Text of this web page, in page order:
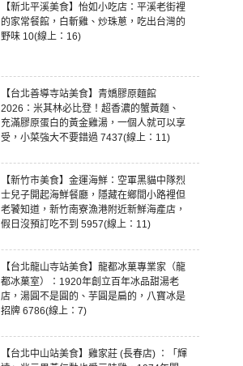
【新北平溪美食】怡如小吃店：平溪老街裡
的家常餐館，白斬雞、炒珠蔥，吃出台灣的
野味 10(線上：16)
【台北善導寺站美食】青嬌膠原麵館
2026：米其林必比登！超香濃的蟹黃麵、
充滿膠原蛋白的黃金雞湯，一個人就可以享
受，小菜強大不要錯過 7437(線上：11)
【新竹市美食】金運海鮮：空軍黑貓中隊烈
士兒子開起海鮮餐廳，隱藏在鄉間小路裡但
老饕知道，新竹南寮漁港附近新鮮海產店，
假日沒預訂吃不到 5957(線上：11)
【台北龍山寺站美食】龍都冰菓專業家（龍
都冰菓室）：1920年創立百年冰品甜湯老
店，湯圓不是圓的、芋圓是扁的，八寶冰是
招牌 6786(線上：7)
【台北中山站美食】雞家莊 (長春店) ：「輝